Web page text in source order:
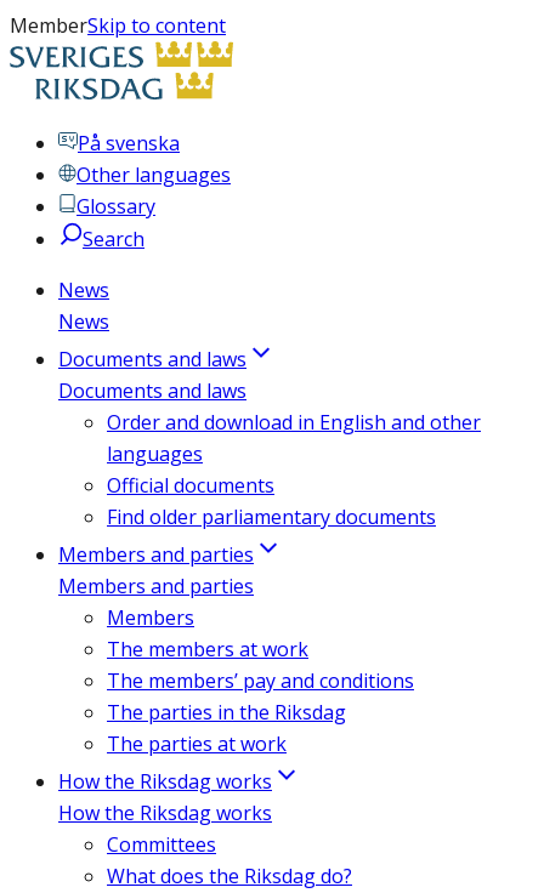
MemberSkip to content
På svenska
Other languages
Glossary
Search
News
News
Documents and laws
Documents and laws
Order and download in English and other
languages
Official documents
Find older parliamentary documents
Members and parties
Members and parties
Members
The members at work
The members’ pay and conditions
The parties in the Riksdag
The parties at work
How the Riksdag works
How the Riksdag works
Committees
What does the Riksdag do?